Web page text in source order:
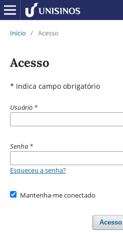
Início / Acesso
Acesso
* Indica campo obrigatório
Usuário *
Senha *
Esqueceu a senha?
Mantenha-me conectado
Acesso